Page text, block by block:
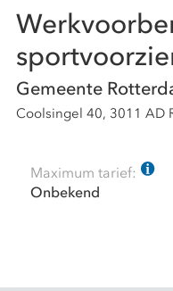
Gemeente
Coolsingel 40, 3011 AD
Maximum tarief:
Onbekend